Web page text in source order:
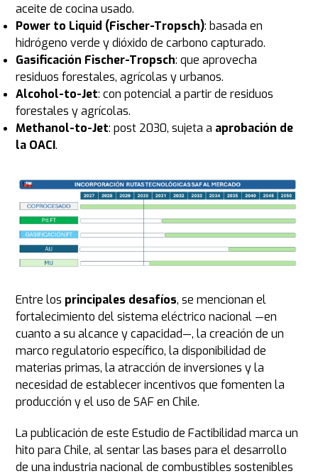
aceite de cocina usado.
Power to Liquid (Fischer-Tropsch): basada en
hidrógeno verde y dióxido de carbono capturado.
Gasificación Fischer-Tropsch: que aprovecha
residuos forestales, agrícolas y urbanos.
Alcohol-to-Jet: con potencial a partir de residuos
forestales y agrícolas.
Methanol-to-Jet: post 2030, sujeta a aprobación de
la OACI.
Entre los principales desafíos, se mencionan el
fortalecimiento del sistema eléctrico nacional —en
cuanto a su alcance y capacidad—, la creación de un
marco regulatorio específico, la disponibilidad de
materias primas, la atracción de inversiones y la
necesidad de establecer incentivos que fomenten la
producción y el uso de SAF en Chile.
La publicación de este Estudio de Factibilidad marca un
hito para Chile, al sentar las bases para el desarrollo
de una industria nacional de combustibles sostenibles